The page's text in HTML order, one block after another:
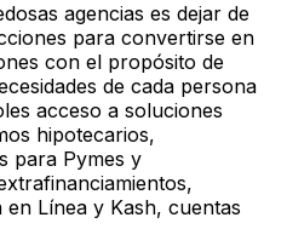
agencias es dejar de
para convertirse en
con el propósito de
de cada persona
acceso a soluciones
hipotecarios,
para Pymes y
Línea y Kash, cuentas